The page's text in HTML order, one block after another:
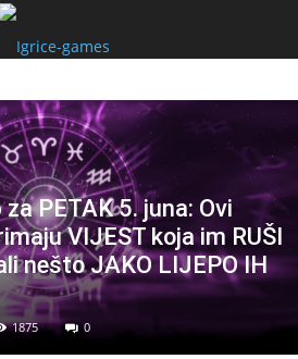
PETAK 5. juna: Ovi
VIJEST koja im RUŠI
nešto JAKO LIJEPO IH
1875 0